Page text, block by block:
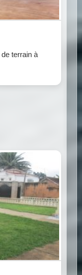
terrain à